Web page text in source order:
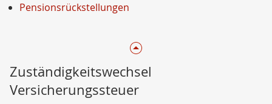
Pensionsrückstellungen
Zuständigkeitswechsel
Versicherungssteuer